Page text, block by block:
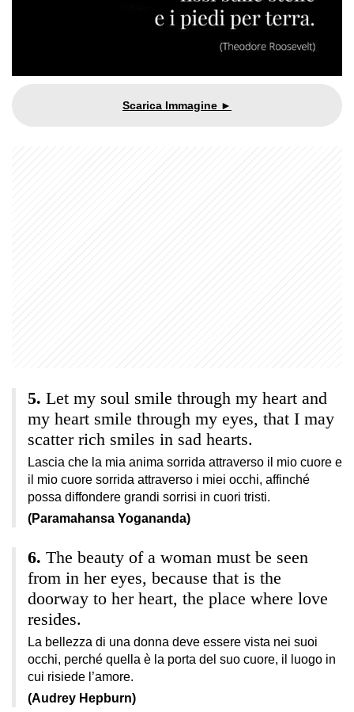
Let my soul smile through my heart and
my heart smile through my eyes, that I may
scatter rich smiles in sad hearts.
Lascia che la mia anima sorrida attraverso il mio cuore e
il mio cuore sorrida attraverso i miei occhi, affinché
possa diffondere grandi sorrisi in cuori tristi.
(Paramahansa Yogananda)
The beauty of a woman must be seen
from in her eyes, because that is the
doorway to her heart, the place where love
resides.
La bellezza di una donna deve essere vista nei suoi
occhi, perché quella è la porta del suo cuore, il luogo in
cui risiede l’amore.
(Audrey Hepburn)